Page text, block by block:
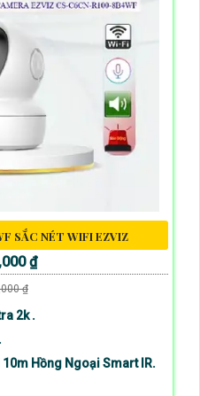
SẮC NÉT WIFI EZVIZ
₫
₫
2k .
Hồng Ngoại Smart IR.